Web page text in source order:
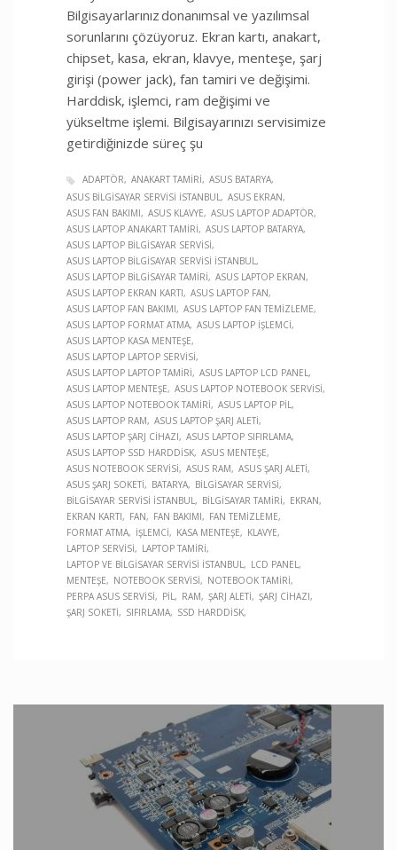
Bilgisayarlarınız donanımsal ve yazılımsal
sorunlarını çözüyoruz. Ekran kartı, anakart,
chipset, kasa, ekran, klavye, menteşe, şarj
girişi (power jack), fan tamiri ve değişimi.
Harddisk, işlemci, ram değişimi ve
yükseltme işlemi. Bilgisayarınızı servisimize
getirdiğinizde süreç şu
ADAPTÖR ANAKART TAMIRI
ASUS BATARYA
ASUS BILGISAYAR SERVISI İSTANBUL
ASUS EKRAN
ASUS FAN BAKIMI
ASUS KLAVYE
ASUS LAPTOP ADAPTÖR
ASUS LAPTOP ANAKART TAMIRI
ASUS LAPTOP BATARYA
ASUS LAPTOP BILGISAYAR SERVISI
ASUS LAPTOP BILGISAYAR SERVISI İSTANBUL
ASUS LAPTOP BILGISAYAR TAMIRI
ASUS LAPTOP EKRAN
ASUS LAPTOP EKRAN KARTI
ASUS LAPTOP FAN
ASUS LAPTOP FAN BAKIMI
ASUS LAPTOP FAN TEMIZLEME
ASUS LAPTOP FORMAT ATMA ASUS LAPTOP İŞLEMCI
ASUS LAPTOP KASA MENTEŞE
ASUS LAPTOP LAPTOP SERVISI
ASUS LAPTOP LAPTOP TAMIRI
ASUS LAPTOP LCD PANEL
ASUS LAPTOP MENTEŞE
ASUS LAPTOP NOTEBOOK SERVISI
ASUS LAPTOP NOTEBOOK TAMIRI
ASUS LAPTOP PIL
ASUS LAPTOP RAM
ASUS LAPTOP ŞARJ ALETI
ASUS LAPTOP ŞARJ CIHAZI
ASUS LAPTOP SIFIRLAMA
ASUS LAPTOP SSD HARDDISK ASUS MENTEŞE
ASUS NOTEBOOK SERVISI
ASUS RAM
ASUS ŞARJ ALETI
ASUS ŞARJ SOKETI
BATARYA
BILGISAYAR SERVISI
BILGISAYAR SERVISI İSTANBUL
BILGISAYAR TAMIRI
EKRAN
EKRAN KARTI
FAN FAN BAKIMI
FAN TEMIZLEME
FORMAT ATMA
İŞLEMCI KASA MENTEŞE
KLAVYE
LAPTOP SERVISI
LAPTOP TAMIRI
LAPTOP VE BILGISAYAR SERVISI İSTANBUL
LCD PANEL
MENTEŞE
NOTEBOOK SERVISI
NOTEBOOK TAMIRI
PERPA ASUS SERVISI
PIL RAM ŞARJ ALETI
ŞARJ CIHAZI
ŞARJ SOKETI
SIFIRLAMA SSD HARDDISK